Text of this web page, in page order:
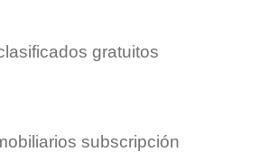
gratuitos
subscripción